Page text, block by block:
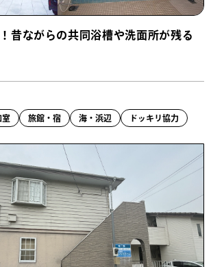
昔ながらの共同浴槽や洗面所が残る
室 旅館・宿 海・浜辺 ドッキリ協力